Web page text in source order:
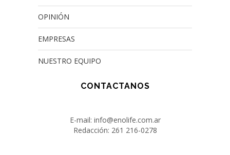
OPINIÓN
EMPRESAS
NUESTRO EQUIPO
CONTACTANOS
E-mail: info@enolife.com.ar
Redacción: 261 216-0278